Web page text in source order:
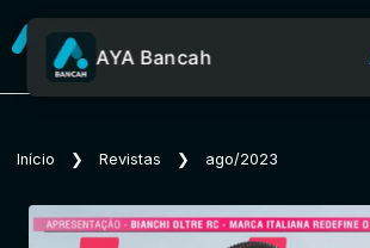
Sobre o Aya
AYA Bancah
Início ❯ Revistas ❯ ago/2023